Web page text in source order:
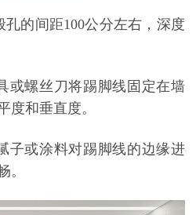
孔的间距100公分左右， 深度
或螺丝刀将踢脚线固定在墙
度和垂直度。
子或涂料对踢脚线的边缘进
。